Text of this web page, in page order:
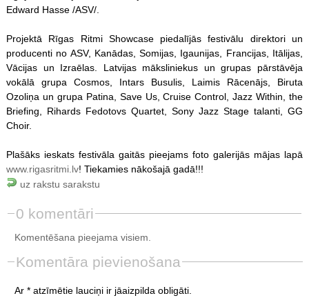
Edward Hasse /ASV/.
Projektā Rīgas Ritmi Showcase piedalījās festivālu direktori un
producenti no ASV, Kanādas, Somijas, Igaunijas, Francijas, Itālijas,
Vācijas un Izraēlas. Latvijas māksliniekus un grupas pārstāvēja
vokālā grupa Cosmos, Intars Busulis, Laimis Rācenājs, Biruta
Ozoliņa un grupa Patina, Save Us, Cruise Control, Jazz Within, the
Briefing, Rihards Fedotovs Quartet, Sony Jazz Stage talanti, GG
Choir.
Plašāks ieskats festivāla gaitās pieejams foto galerijās mājas lapā
www.rigasritmi.lv! Tiekamies nākošajā gadā!!!
uz rakstu sarakstu
0 komentāri
Komentēšana pieejama visiem.
Komentāra pievienošana
Ar * atzīmētie lauciņi ir jāaizpilda obligāti.